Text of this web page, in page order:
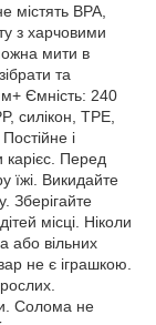
містять BPA,
з харчовими
мити в
та
м+ Ємність: 240
силікон, TPE,
і
Перед
їжі. Викидайте
Зберігайте
місці. Ніколи
або вільних
не є іграшкою.
Солома не